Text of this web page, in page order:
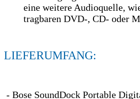
eine weitere Audioquelle,
tragbaren DVD-, CD- oder
LIEFERUMFANG:
- Bose SoundDock Portable